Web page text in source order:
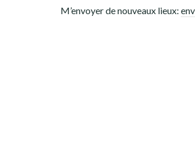
M’envoyer de nouveaux lieux: